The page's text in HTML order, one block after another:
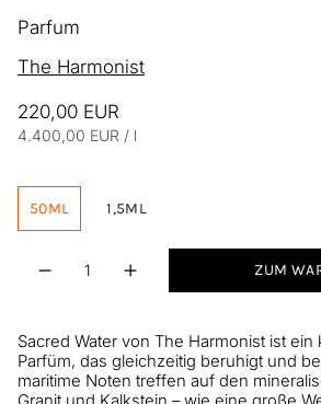
Parfum
The Harmonist
220,00 EUR
Einheitspreis
4.400,00 EUR /pro
l
50ML 1,5ML
ZUM
Sacred Water von The Harmonist ist ein
Parfüm, das gleichzeitig beruhigt und
maritime Noten treffen auf den